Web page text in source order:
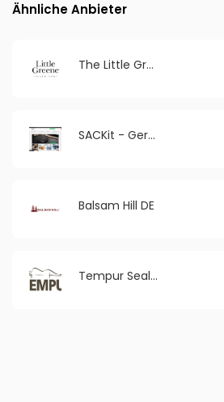
Ähnliche Anbieter
The Little Greene Paint Company Germany
SACKit - Germany
Balsam Hill DE
Tempur Sealy DACH GmbH